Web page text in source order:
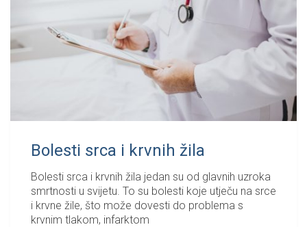
Bolesti srca i krvnih žila
Bolesti srca i krvnih žila jedan su od glavnih uzroka
smrtnosti u svijetu. To su bolesti koje utječu na srce
i krvne žile, što može dovesti do problema s
krvnim tlakom, infarktom